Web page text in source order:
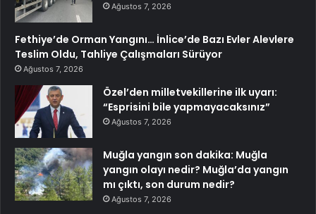
Ağustos 7, 2026
Fethiye’de Orman Yangını… İnlice’de Bazı Evler Alevlere
Teslim Oldu, Tahliye Çalışmaları Sürüyor
Ağustos 7, 2026
Özel’den milletvekillerine ilk uyarı:
“Esprisini bile yapmayacaksınız”
Ağustos 7, 2026
Muğla yangın son dakika: Muğla
yangın olayı nedir? Muğla’da yangın
mı çıktı, son durum nedir?
Ağustos 7, 2026